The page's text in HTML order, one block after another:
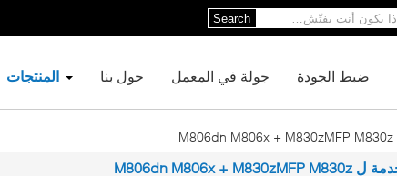
Search
المنتجات حول بنا جولة في المعمل ضبط الجودة